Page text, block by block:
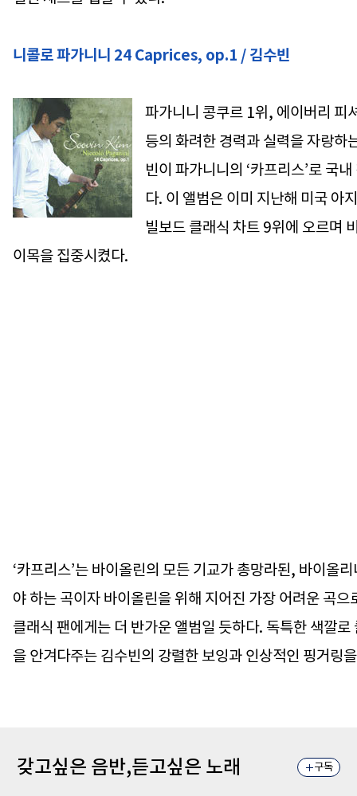
니콜로 파가니니 24 Caprices, op.1 / 김수빈
파가니니 콩쿠르 1위, 에이버리 피
등의 화려한 경력과 실력을 자랑하
빈이 파가니니의 ‘카프리스’로 국
다. 이 앨범은 이미 지난해 미국 아
빌보드 클래식 차트 9위에 오르며
이목을 집중시켰다.
‘카프리스’는 바이올린의 모든 기교가 총망라된, 바이올
야 하는 곡이자 바이올린을 위해 지어진 가장 어려운 곡으
클래식 팬에게는 더 반가운 앨범일 듯하다. 독특한 색깔
을 안겨다주는 김수빈의 강렬한 보잉과 인상적인 핑거링
갖고싶은 음반,듣고싶은 노래 구독